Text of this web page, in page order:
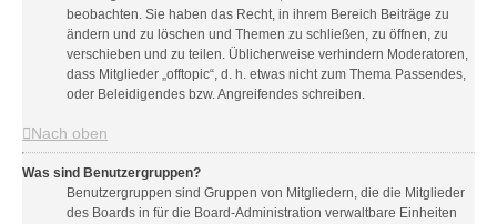
beobachten. Sie haben das Recht, in ihrem Bereich Beiträge zu
ändern und zu löschen und Themen zu schließen, zu öffnen, zu
verschieben und zu teilen. Üblicherweise verhindern Moderatoren,
dass Mitglieder „offtopic“, d. h. etwas nicht zum Thema Passendes,
oder Beleidigendes bzw. Angreifendes schreiben.
Nach oben
Was sind Benutzergruppen?
Benutzergruppen sind Gruppen von Mitgliedern, die die Mitglieder
des Boards in für die Board-Administration verwaltbare Einheiten